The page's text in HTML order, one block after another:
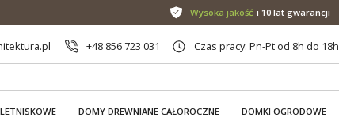
Wysoka jakość i 10 lat gwarancji
+48 856 723 031 Czas pracy: Pn-Pt od 8h do 18h
DOMY DREWNIANE CAŁOROCZNE DOMKI OGRODOWE